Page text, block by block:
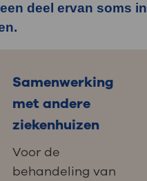
deel ervan soms in
Samenwerking
met andere
ziekenhuizen
Voor de
behandeling van